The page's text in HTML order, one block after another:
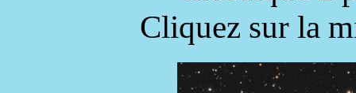
Cliquez sur la